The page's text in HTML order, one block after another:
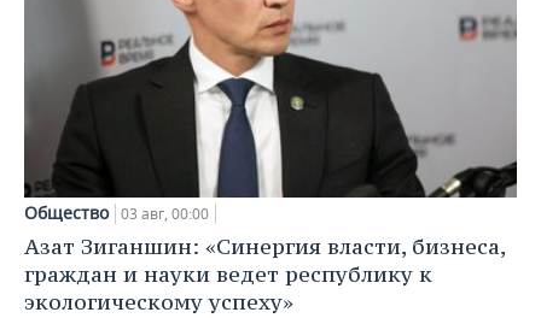
Общество 03 авг, 00:00
Азат Зиганшин: «Синергия власти, бизнеса,
граждан и науки ведет республику к
экологическому успеху»